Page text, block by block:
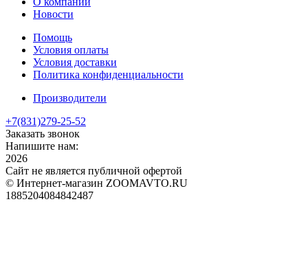
Новости
Помощь
Условия оплаты
Условия доставки
Политика конфиденциальности
Производители
+7(831)279-25-52
Заказать звонок
Напишите нам:
2026
Сайт не является публичной офертой
© Интернет-магазин ZOOMAVTO.RU
1885204084842487